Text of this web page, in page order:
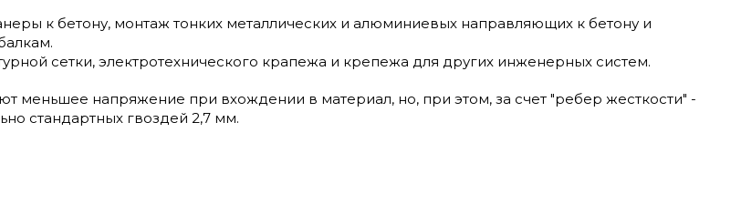
к бетону, монтаж тонких металлических и алюминиевых направляющих к бетону и
сетки, электротехнического крапежа и крепежа для других инженерных систем.
меньшее напряжение при вхождении в материал, но, при этом, за счет "ребер жесткости" -
стандартных гвоздей 2,7 мм.